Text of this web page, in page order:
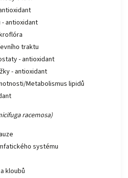
antioxidant
traktu
- antioxidant
- antioxidant
Metabolismus lipidů
racemosa)
systému
kloubů